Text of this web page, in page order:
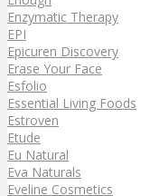
Enzymatic Therapy
EPI
Epicuren Discovery
Erase Your Face
Esfolio
Essential Living Foods
Estroven
Etude
Eu Natural
Eva Naturals
Eveline Cosmetics